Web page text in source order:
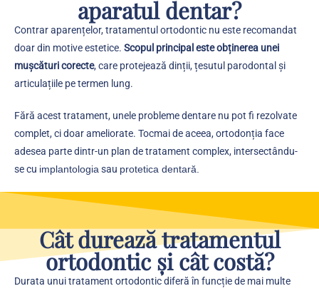
aparatul dentar?
Contrar aparențelor, tratamentul ortodontic nu este recomandat
doar din motive estetice. Scopul principal este obținerea unei
mușcături corecte, care protejează dinții, țesutul parodontal și
articulațiile pe termen lung.
Fără acest tratament, unele probleme dentare nu pot fi rezolvate
complet, ci doar ameliorate. Tocmai de aceea, ortodonția face
adesea parte dintr-un plan de tratament complex, intersectându-
se cu implantologia sau protetica dentară.
Cât durează tratamentul
ortodontic și cât costă?
Durata unui tratament ortodontic diferă în funcție de mai multe